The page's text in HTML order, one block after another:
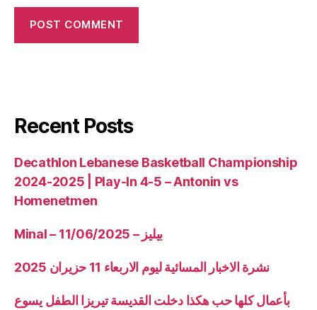
Recent Posts
Decathlon Lebanese Basketball Championship
2024-2025 | Play-In 4-5 – Antonin vs
Homenetmen
Minal – 11/06/2025 – بيليز
نشرة الاخبار المسائية ليوم الاربعاء 11 حزيران 2025
بأعمال كلها حب هكذا دخلت القديسة تيريزا الطفل يسوع